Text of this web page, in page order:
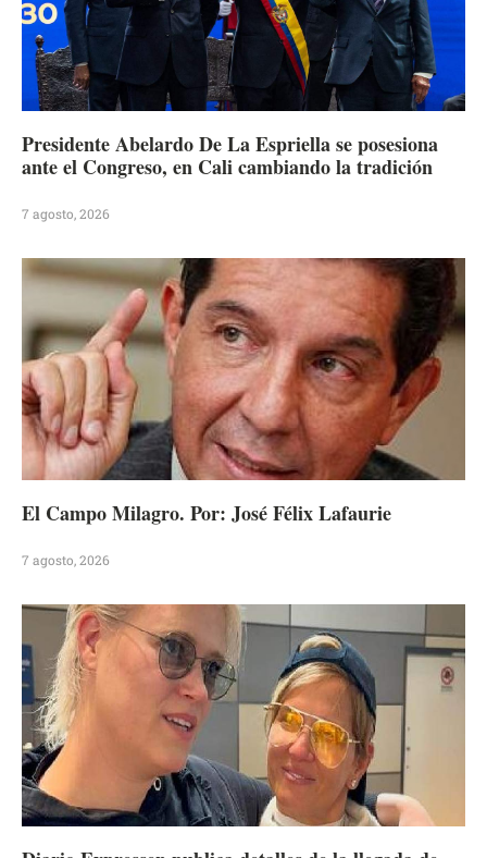
Presidente Abelardo De La Espriella se posesiona
ante el Congreso, en Cali cambiando la tradición
7 agosto, 2026
El Campo Milagro. Por: José Félix Lafaurie
7 agosto, 2026